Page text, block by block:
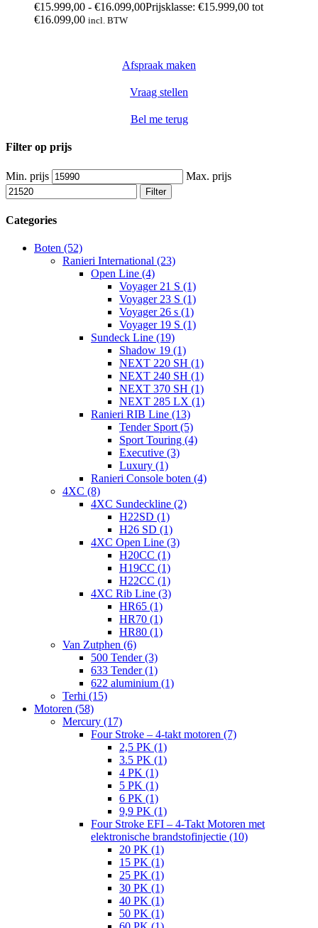
€15.999,00 - €16.099,00Prijsklasse: €15.999,00 tot
€16.099,00 incl. BTW
Afspraak maken
Vraag stellen
Bel me terug
Filter op prijs
Min. prijs Max. prijs
Filter
Categories
Boten (52)
Ranieri International (23)
Open Line (4)
Voyager 21 S (1)
Voyager 23 S (1)
Voyager 26 s (1)
Voyager 19 S (1)
Sundeck Line (19)
Shadow 19 (1)
NEXT 220 SH (1)
NEXT 240 SH (1)
NEXT 370 SH (1)
NEXT 285 LX (1)
Ranieri RIB Line (13)
Tender Sport (5)
Sport Touring (4)
Executive (3)
Luxury (1)
Ranieri Console boten (4)
4XC (8)
4XC Sundeckline (2)
H22SD (1)
H26 SD (1)
4XC Open Line (3)
H20CC (1)
H19CC (1)
H22CC (1)
4XC Rib Line (3)
HR65 (1)
HR70 (1)
HR80 (1)
Van Zutphen (6)
500 Tender (3)
633 Tender (1)
622 aluminium (1)
Terhi (15)
Motoren (58)
Mercury (17)
Four Stroke – 4-takt motoren (7)
2,5 PK (1)
3.5 PK (1)
4 PK (1)
5 PK (1)
6 PK (1)
9,9 PK (1)
Four Stroke EFI – 4-Takt Motoren met
elektronische brandstofinjectie (10)
20 PK (1)
15 PK (1)
25 PK (1)
30 PK (1)
40 PK (1)
50 PK (1)